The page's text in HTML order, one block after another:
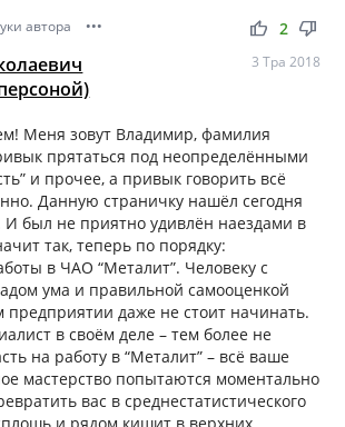
автора ••• thumb_up thumb_down
2
3 Тра 2018
Меня зовут Владимир, фамилия
прятаться под неопределёнными
и прочее, а привык говорить всё
Данную страничку нашёл сегодня
И был не приятно удивлён наездами в
так, теперь по порядку:
в ЧАО “Металит”. Человеку с
ума и правильной самооценкой
предприятии даже не стоит начинать.
в своём деле – тем более не
на работу в “Металит” – всё ваше
мастерство попытаются моментально
вас в среднестатистического